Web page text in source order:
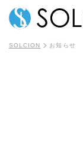
SOLCION お知らせ